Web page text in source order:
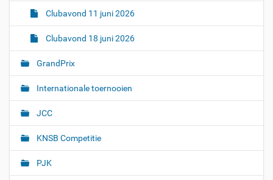
Clubavond 11 juni 2026
Clubavond 18 juni 2026
GrandPrix
Internationale toernooien
JCC
KNSB Competitie
PJK